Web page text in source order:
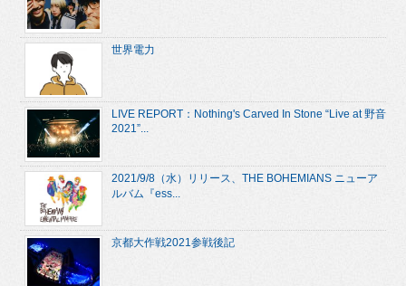
世界電力
LIVE REPORT：Nothing's Carved In Stone “Live at 野音
2021”...
2021/9/8（水）リリース、THE BOHEMIANS ニューア
ルバム『ess...
京都大作戦2021参戦後記